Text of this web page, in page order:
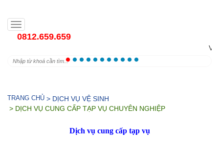
Toggle
navigation
0812.659.659
Vệ
TRANG CHỦ > DỊCH VỤ VỆ SINH
> DỊCH VỤ CUNG CẤP TẠP VỤ CHUYÊN NGHIỆP
Dịch vụ cung cấp tạp vụ